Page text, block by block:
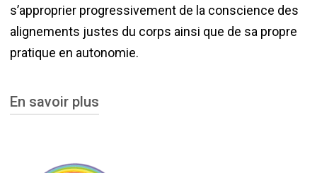
conducteur de la respiration consciente. Soit
synchronisée au mouvement(vyniasa yoga), soit
installée par un correct placement dans
s’approprier progressivement de la conscience des
alignements justes du corps ainsi que de sa propre
pratique en autonomie.
En savoir plus
contribuent à améliorer ou parfaire leur hygiène